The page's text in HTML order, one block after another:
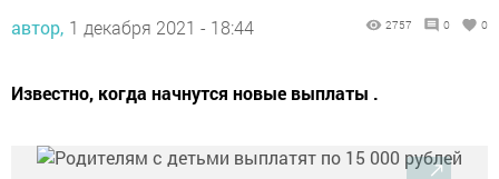
автор, 1 декабря 2021 - 18:44 2757 0 0
Известно, когда начнутся новые выплаты .